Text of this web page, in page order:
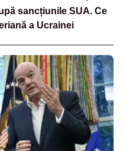
sancțiunile SUA. Ce
a Ucrainei